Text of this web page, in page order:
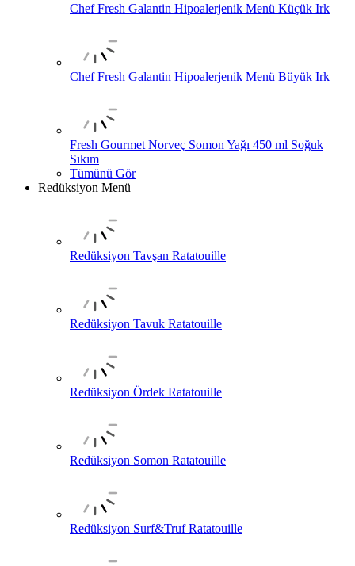
Chef Fresh Galantin Hipoalerjenik Menü Küçük Irk
Chef Fresh Galantin Hipoalerjenik Menü Büyük Irk
Fresh Gourmet Norveç Somon Yağı 450 ml Soğuk
Sıkım
Tümünü Gör
Redüksiyon Menü
Redüksiyon Tavşan Ratatouille
Redüksiyon Tavuk Ratatouille
Redüksiyon Ördek Ratatouille
Redüksiyon Somon Ratatouille
Redüksiyon Surf&Truf Ratatouille